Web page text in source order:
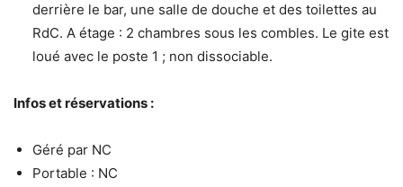
derrière le bar, une salle de douche et des toilettes au
RdC. A étage : 2 chambres sous les combles. Le gite est
loué avec le poste 1 ; non dissociable.
Infos et réservations :
Géré par NC
Portable : NC